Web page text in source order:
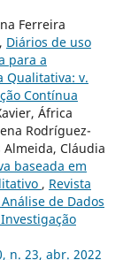
Ferreira
Diários de uso
para a
Qualitativa: v.
Contínua
África
Rodríguez-
Almeida, Cláudia
baseada em
, Revista
de Dados
n. 23, abr. 2022